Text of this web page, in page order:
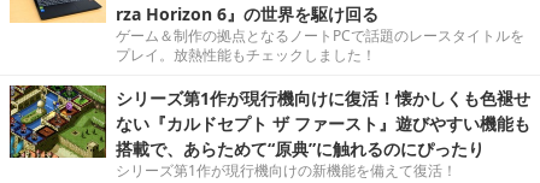
rza Horizon 6』の世界を駆け回る
ゲーム＆制作の拠点となるノートPCで話題のレースタイトルを
プレイ。放熱性能もチェックしました！
シリーズ第1作が現行機向けに復活！懐かしくも色褪せ
ない『カルドセプト ザ ファースト』遊びやすい機能も
搭載で、あらためて“原典”に触れるのにぴったり
シリーズ第1作が現行機向けの新機能を備えて復活！